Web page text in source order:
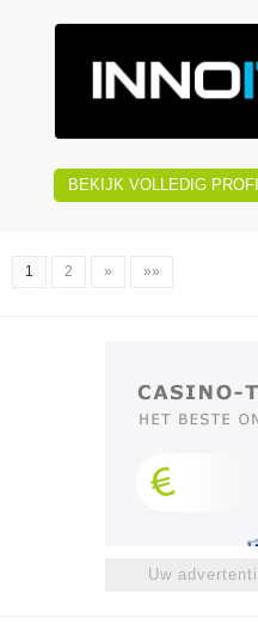
BEKIJK VOLLEDIG
1 2 » »»
Uw